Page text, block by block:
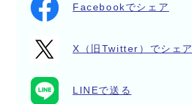
Facebookでシェア
X（旧Twitter）でシェア
LINEで送る